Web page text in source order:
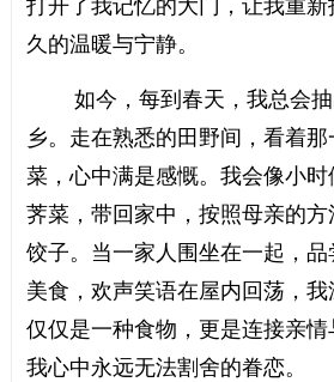
打开了我记忆的大门，让我重
久的温暖与宁静。
如今，每到春天，我总会
乡。走在熟悉的田野间，看着
菜，心中满是感慨。我会像小
荠菜，带回家中，按照母亲的
饺子。当一家人围坐在一起，
美食，欢声笑语在屋内回荡，
仅仅是一种食物，更是连接亲
我心中永远无法割舍的眷恋。